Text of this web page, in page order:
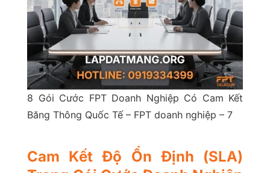
8 Gói Cước FPT Doanh Nghiệp Có Cam Kết
Băng Thông Quốc Tế – FPT doanh nghiệp – 7
Cam Kết Độ Ổn Định (SLA)